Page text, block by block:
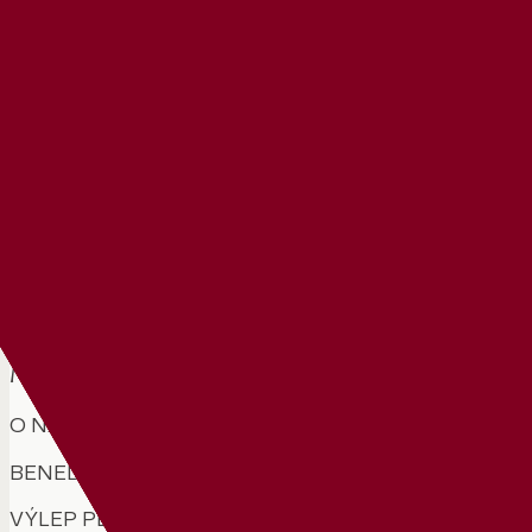
MSKS Benedeka Csaplára
O NÁS
BENEDEK CSAPLÁR
VÝLEP PLAGÁTOV